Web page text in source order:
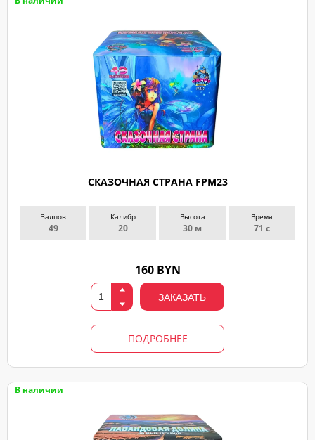
СКАЗОЧНАЯ СТРАНА FPM23
Залпов
49
Калибр
20
Высота
30 м
Время
71 с
160 BYN
ЗАКАЗАТЬ
ПОДРОБНЕЕ
В наличии